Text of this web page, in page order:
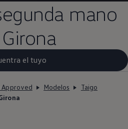
mano
Girona
el tuyo
Approved Modelos
Taigo